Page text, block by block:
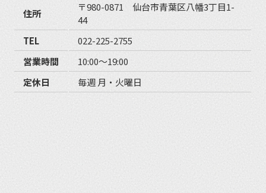
住所
〒980-0871 仙台市青葉区八幡3丁目1-
44
TEL
022-225-2755
営業時間
10:00〜19:00
定休日
毎週 月・火曜日